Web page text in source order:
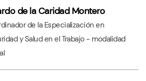
de la Caridad Montero
de la Especialización en
y Salud en el Trabajo - modalidad